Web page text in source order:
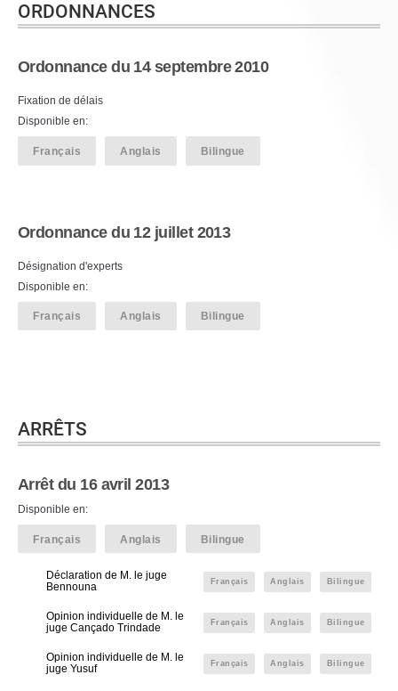
ORDONNANCES
Ordonnance du 14 septembre 2010
Fixation de délais
Disponible en:
Français Anglais Bilingue
Ordonnance du 12 juillet 2013
Désignation d'experts
Disponible en:
Français Anglais Bilingue
ARRÊTS
Arrêt du 16 avril 2013
Disponible en:
Français Anglais Bilingue
Déclaration de M. le juge
Bennouna
Français Anglais Bilingue
Opinion individuelle de M. le
juge Cançado Trindade
Français Anglais Bilingue
Opinion individuelle de M. le
juge Yusuf
Français Anglais Bilingue